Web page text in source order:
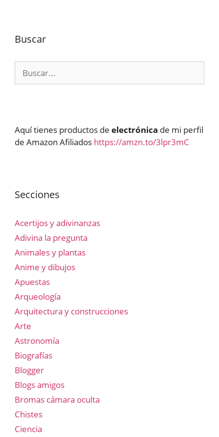
Buscar
Aquí tienes productos de electrónica de mi perfil
de Amazon Afiliados https://amzn.to/3lpr3mC
Secciones
Acertijos y adivinanzas
Adivina la pregunta
Animales y plantas
Anime y dibujos
Apuestas
Arqueología
Arquitectura y construcciones
Arte
Astronomía
Biografías
Blogger
Blogs amigos
Bromas cámara oculta
Chistes
Ciencia